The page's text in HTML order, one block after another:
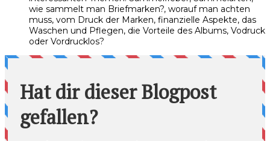
wie sammelt man Briefmarken?, worauf man achten
muss, vom Druck der Marken, finanzielle Aspekte, das
Waschen und Pflegen, die Vorteile des Albums, Vodruck
oder Vordrucklos?